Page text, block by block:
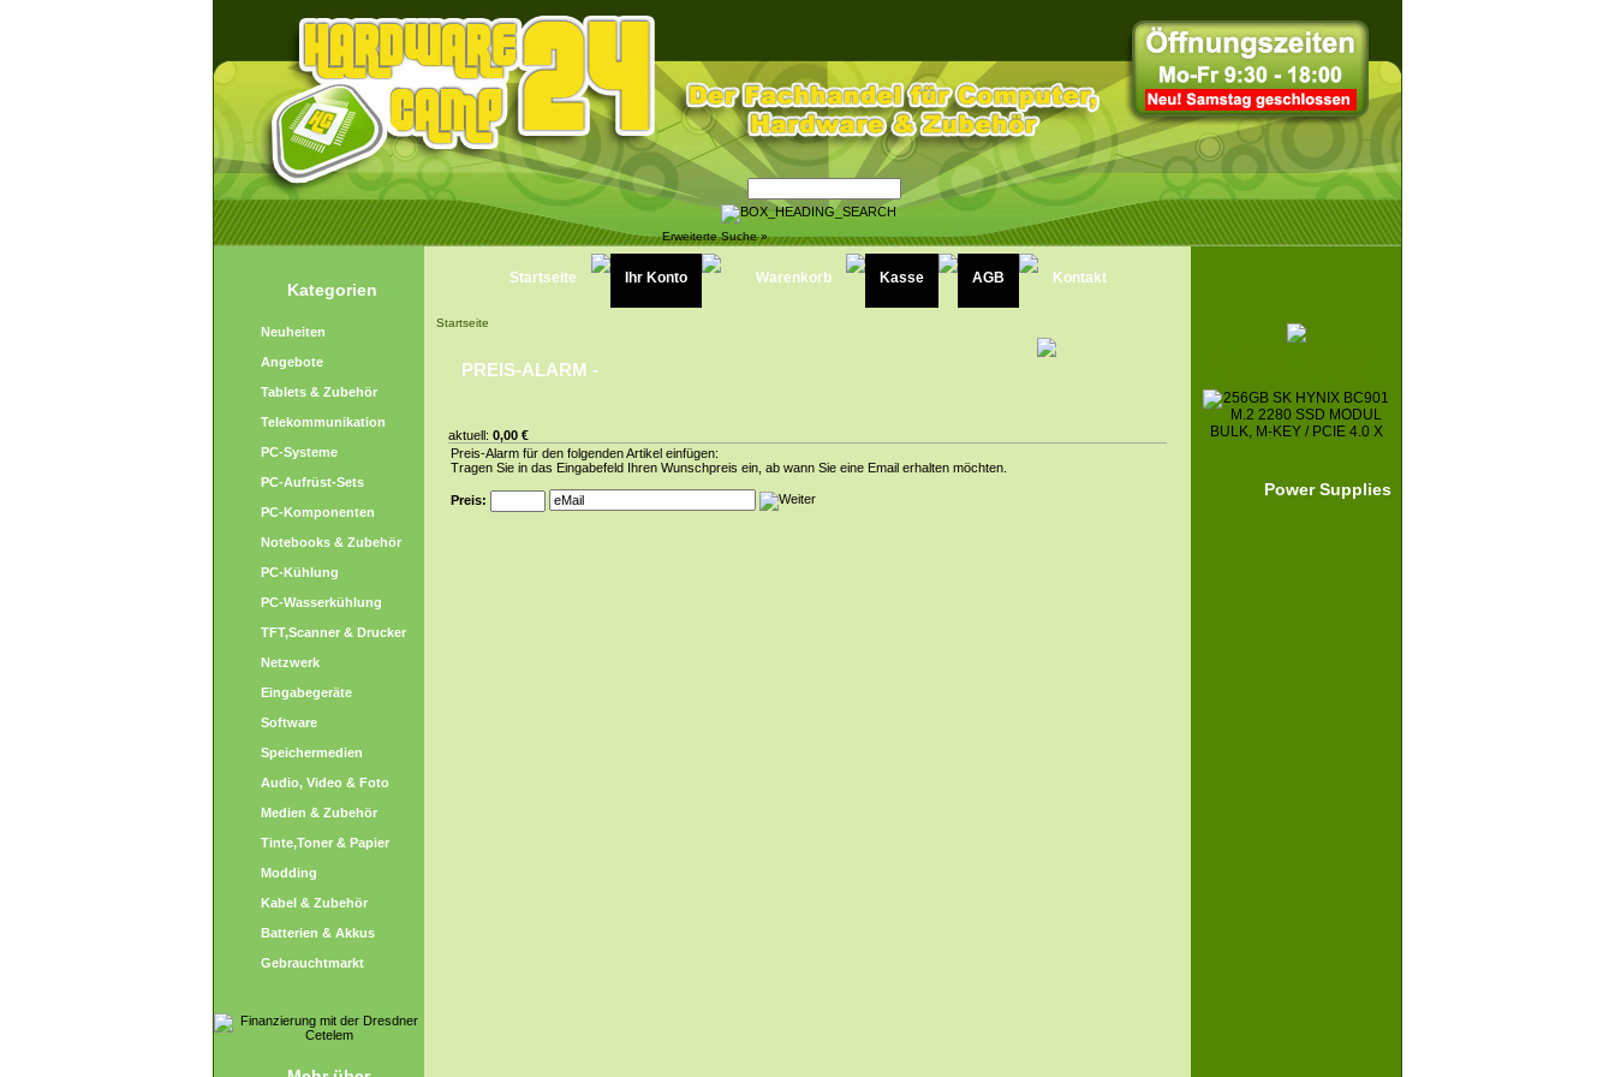
Erweiterte Suche »
Kategorien
Neuheiten
Angebote
Tablets & Zubehör
Telekommunikation
PC-Systeme
PC-Aufrüst-Sets
PC-Komponenten
Notebooks & Zubehör
PC-Kühlung
PC-Wasserkühlung
TFT,Scanner & Drucker
Netzwerk
Eingabegeräte
Software
Speichermedien
Audio, Video & Foto
Medien & Zubehör
Tinte,Toner & Papier
Modding
Kabel & Zubehör
Batterien & Akkus
Gebrauchtmarkt
Startseite Ihr Konto Warenkorb Kasse AGB Kontakt
Startseite
PREIS-ALARM -
aktuell: 0,00 €
Preis-Alarm für den folgenden Artikel einfügen:
Tragen Sie in das Eingabefeld Ihren Wunschpreis ein, ab wann Sie eine Email erhalten möchten.
Preis:
Power Supplies